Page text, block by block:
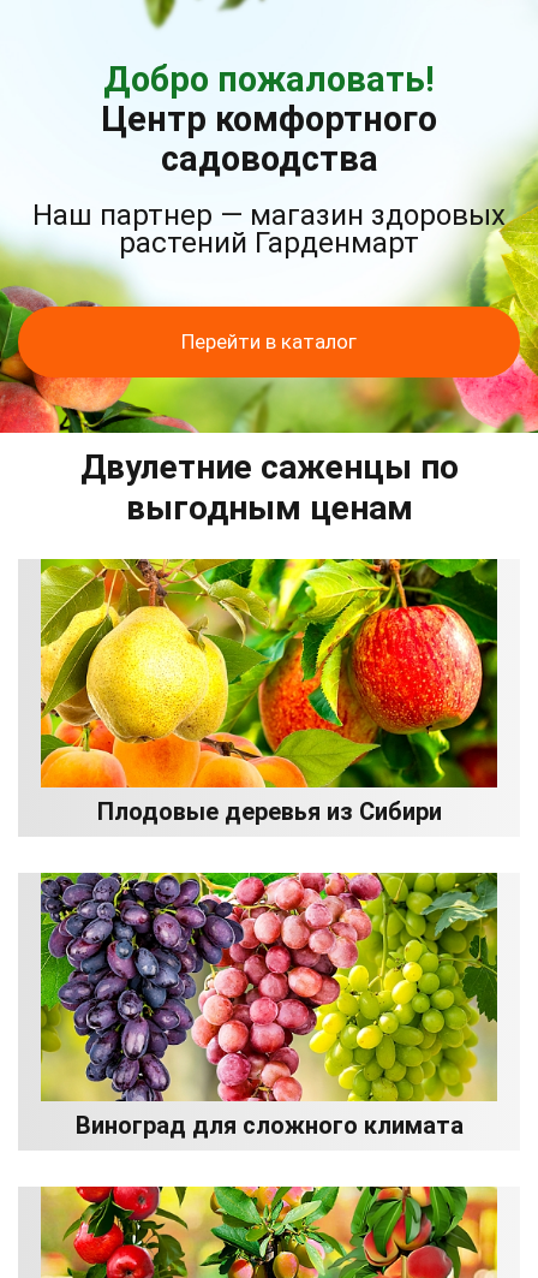
Добро пожаловать!
Центр комфортного
садоводства
Наш партнер — магазин здоровых
растений Гарденмарт
Перейти в каталог
Двулетние саженцы по
выгодным ценам
Плодовые деревья из Сибири
Виноград для сложного климата